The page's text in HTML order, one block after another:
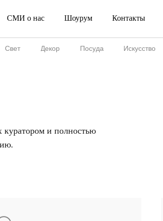
СМИ о нас Шоурум Контакты
СМИ о нас Шоурум
Искусство
Посуда
Декор
Свет
куратором и полностью